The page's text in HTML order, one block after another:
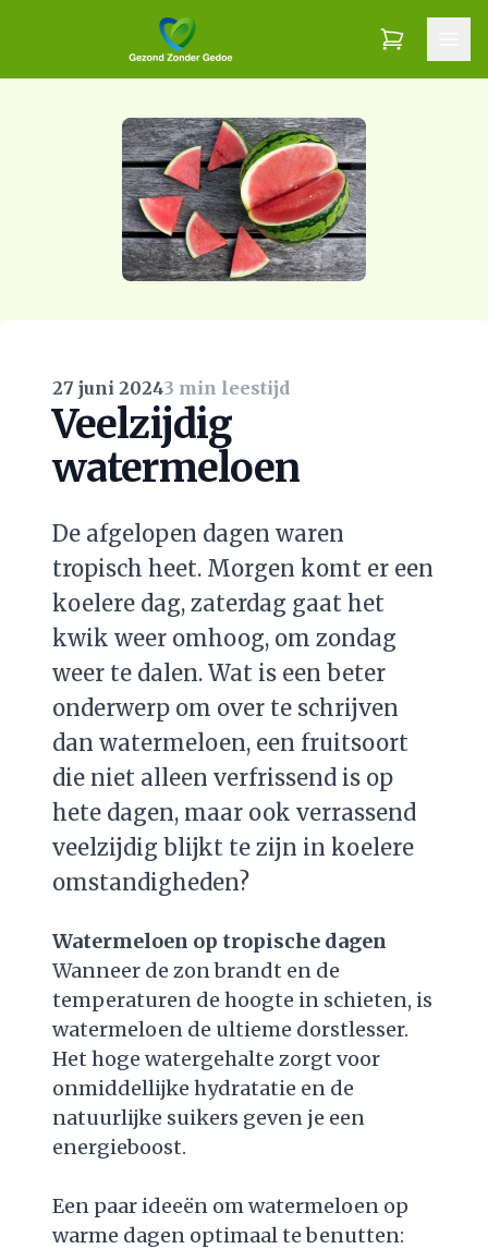
27 juni 20243 min leestijd
Veelzijdig
watermeloen
De afgelopen dagen waren
tropisch heet. Morgen komt er een
koelere dag, zaterdag gaat het
kwik weer omhoog, om zondag
weer te dalen. Wat is een beter
onderwerp om over te schrijven
dan watermeloen, een fruitsoort
die niet alleen verfrissend is op
hete dagen, maar ook verrassend
veelzijdig blijkt te zijn in koelere
omstandigheden?
Watermeloen op tropische dagen
Wanneer de zon brandt en de
temperaturen de hoogte in schieten, is
watermeloen de ultieme dorstlesser.
Het hoge watergehalte zorgt voor
onmiddellijke hydratatie en de
natuurlijke suikers geven je een
energieboost.
Een paar ideeën om watermeloen op
warme dagen optimaal te benutten: